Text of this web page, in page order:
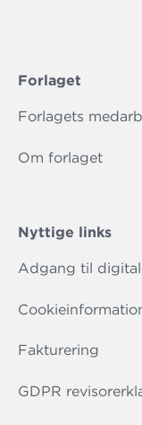
Forlaget
Forlagets
Om forlaget
Nyttige links
Adgang til
Fakturering
GDPR